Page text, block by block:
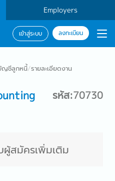
Employers
เข้าสู่ระบบ ลงทะเบียน
ญชีลูกหนี้/รายละเอียดงาน
รหัส:70730
สมัครเพิ่มเติม